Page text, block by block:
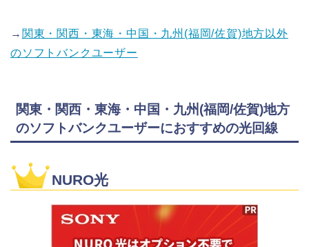
→ 関東・関西・東海・中国・九州(福岡/佐賀)地方以外
のソフトバンクユーザー
関東・関西・東海・中国・九州(福岡/佐賀)地方
のソフトバンクユーザーにおすすめの光回線
NURO光